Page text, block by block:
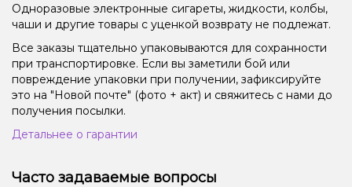
Одноразовые электронные сигареты, жидкости, колбы,
чаши и другие товары с уценкой возврату не подлежат.
Все заказы тщательно упаковываются для сохранности
при транспортировке. Если вы заметили бой или
повреждение упаковки при получении, зафиксируйте
это на "Новой почте" (фото + акт) и свяжитесь с нами до
получения посылки.
Детальнее о гарантии
Часто задаваемые вопросы